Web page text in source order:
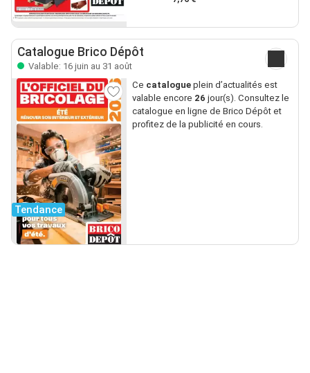
Catalogue Brico Dépôt
Valable: 16 juin au 31 août
Tendance
Ce catalogueplein d’actualités est
valable encore 26 jour(s). Consultez le
catalogue en ligne de Brico Dépôt et
profitez de la publicité en cours.